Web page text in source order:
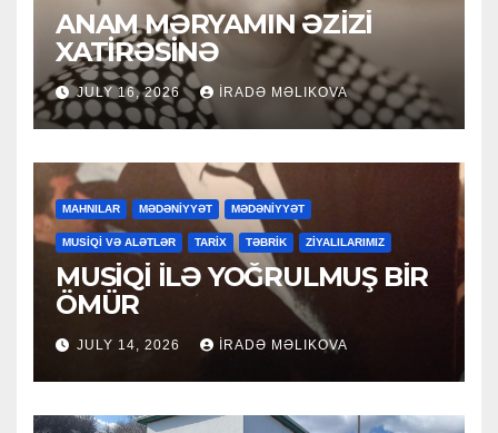
ANAM MƏRYAMIN ƏZİZİ
XATİRƏSİNƏ
JULY 16, 2026 İRADƏ MƏLIKOVA
MAHNILAR MƏDƏNİYYƏT MƏDƏNİYYƏT
MUSİQİ VƏ ALƏTLƏR TARİX TƏBRİK ZİYALILARIMIZ
MUSİQİ İLƏ YOĞRULMUŞ BİR
ÖMÜR
JULY 14, 2026 İRADƏ MƏLIKOVA